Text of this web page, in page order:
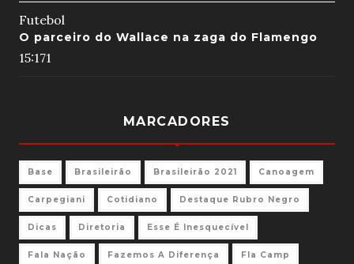
Futebol
O parceiro do Wallace na zaga do Flamengo
15:171
MARCADORES
Base Brasileirão Brasileirão 2021 Canoagem
Carpegiani Cotidiano Destaque Rubro Negro
Dicas Diretoria Esse É Inesquecível
Fala Nação Fazemos A Diferença Fla Camp